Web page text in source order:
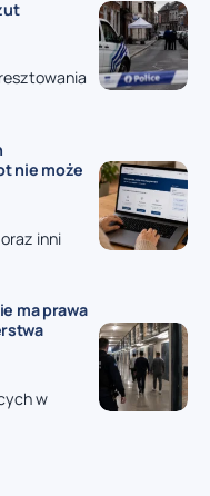
nie może
inni
ma prawa
w